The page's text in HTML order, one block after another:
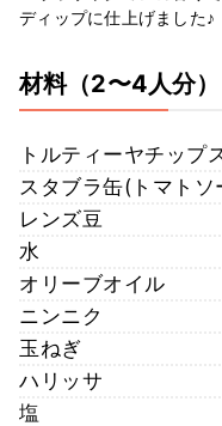
ディップに仕上げました♪
材料（2〜4人分）
トルティーヤチップ
スタブラ缶(トマトソ
レンズ豆
水
オリーブオイル
ニンニク
玉ねぎ
ハリッサ
塩